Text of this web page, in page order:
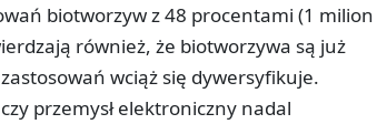
biotworzyw z 48 procentami (1 milion
również, że biotworzywa są już
wciąż się dywersyfikuje.
przemysł elektroniczny nadal